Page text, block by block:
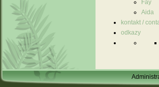
Fay
Aida
kontakt /
odkazy